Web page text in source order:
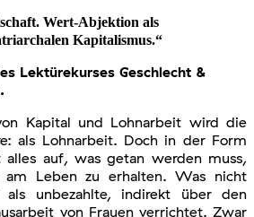
Wert-Abjektion als
Kapitalismus.“
Lektürekurses Geschlecht &
Kapital und Lohnarbeit wird die
als Lohnarbeit. Doch in der Form
auf, was getan werden muss,
Leben zu erhalten. Was nicht
unbezahlte, indirekt über den
von Frauen verrichtet. Zwar